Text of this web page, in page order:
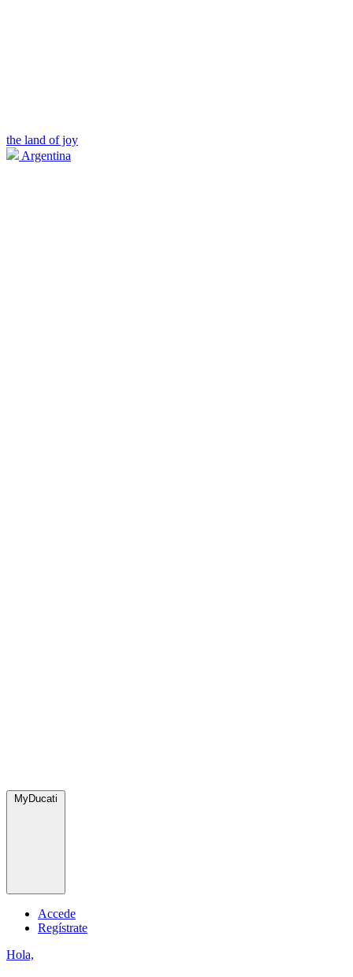
the land of joy
Argentina
MyDucati
Accede
Regístrate
Hola,